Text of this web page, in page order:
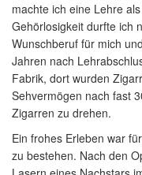
machte ich eine Lehre
Gehörlosigkeit durfte ich
Wunschberuf für mich
Jahren nach
Fabrik, dort wurden
Sehvermögen nach fast
Zigarren zu drehen.
Ein frohes Erleben war
zu bestehen. Nach den